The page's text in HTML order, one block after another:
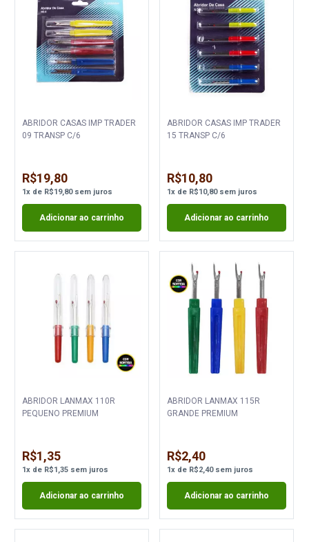
ABRIDOR CASAS IMP TRADER
09 TRANSP C/6
R$19,80
1x de R$19,80sem juros
Adicionar ao carrinho
ABRIDOR CASAS IMP TRADER
15 TRANSP C/6
R$10,80
1xde R$10,80sem juros
Adicionar ao carrinho
ABRIDOR LANMAX 110R
PEQUENO PREMIUM
R$1,35
1x de R$1,35 sem juros
Adicionar ao carrinho
ABRIDOR LANMAX 115R
GRANDE PREMIUM
R$2,40
1xde R$2,40sem juros
Adicionar ao carrinho